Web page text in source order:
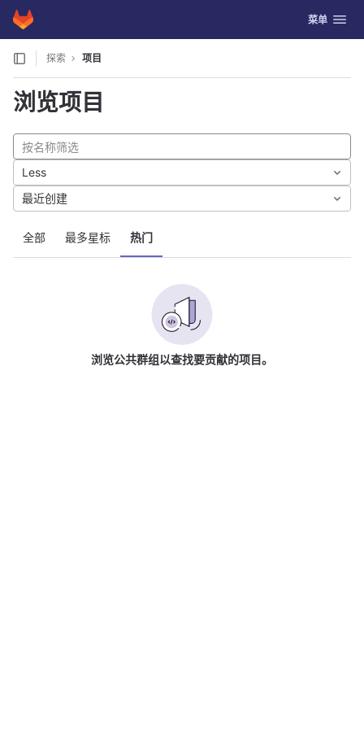
Skip to content
GitLab 切换导航
菜单
探索 项目
浏览项目
全部 最多星标 热门
Less
最近创建
浏览公共群组以查找要贡献的项目。